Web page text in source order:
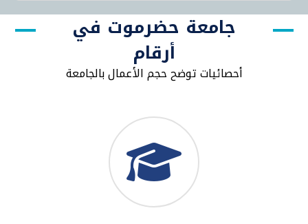
جامعة حضرموت في
أرقام
أحصائيات توضح حجم الأعمال بالجامعة